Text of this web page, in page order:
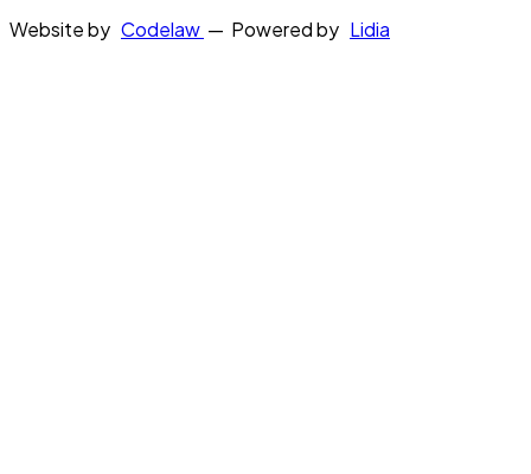
Website by Codelaw — Powered by Lidia